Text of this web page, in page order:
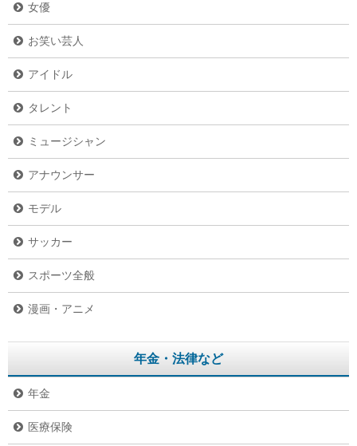
女優
お笑い芸人
アイドル
タレント
ミュージシャン
アナウンサー
モデル
サッカー
スポーツ全般
漫画・アニメ
年金・法律など
年金
医療保険